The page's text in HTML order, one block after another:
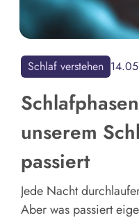
Schlaf verstehen
unserem
passiert
Jede Nacht
Aber was passiert